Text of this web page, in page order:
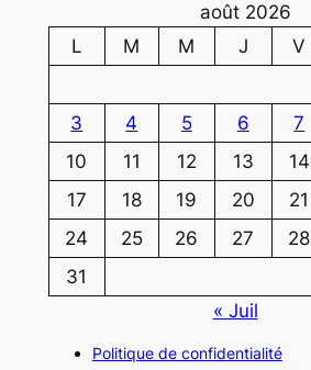
août 2026
L
M M J V
3
4 5 6 7
10
11 12 13 14
17
18 19 20 21
24
25 26 27 28
31
« Juil
Politique de confidentialité